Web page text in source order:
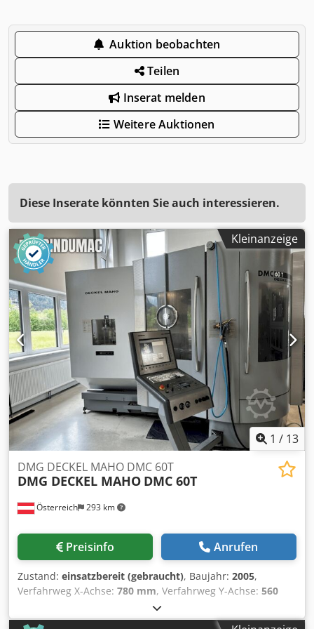
Auktion beobachten
Teilen
Inserat melden
Weitere Auktionen
Diese Inserate könnten Sie auch interessieren.
Kleinanzeige
1 / 13
Österreich 293 km
DMG DECKEL MAHO DMC 60T
DMG DECKEL MAHO DMC 60T
Preisinfo Anrufen
Zustand: einsatzbereit (gebraucht), Baujahr: 2005,
Verfahrweg X-Achse: 780 mm, Verfahrweg Y-Achse: 560
630 mm
Diese DMG DECKEL MAHO DMC 60T wurde im Jahr 2005